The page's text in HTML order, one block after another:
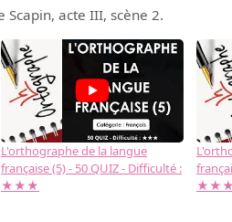
acte III, scène 2.
L'orthographe de la langue
française (5) - 50 QUIZ - Difficulté :
★★★
★★★